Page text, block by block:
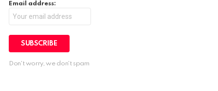
Email address:
Don't worry, we don't spam